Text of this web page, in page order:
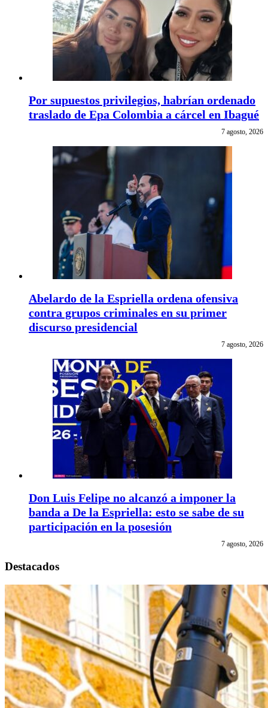
Por supuestos privilegios, habrían ordenado
traslado de Epa Colombia a cárcel en Ibagué
7 agosto, 2026
Abelardo de la Espriella ordena ofensiva
contra grupos criminales en su primer
discurso presidencial
7 agosto, 2026
Don Luis Felipe no alcanzó a imponer la
banda a De la Espriella: esto se sabe de su
participación en la posesión
7 agosto, 2026
Destacados